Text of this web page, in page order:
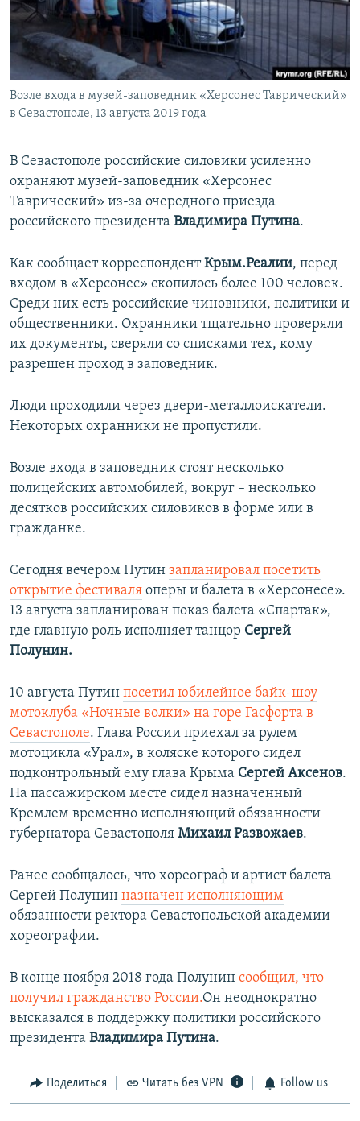
ПОБЕДИТЕЛЕЙ НЕ СУДЯТ?
КРЫМ.НЕПОКОРЕННЫЙ
ELIFBE
УКРАИНСКАЯ ПРОБЛЕМА КРЫМА
ПРИСОЕДИНЯЙТЕСЬ!
Все сайты RFE/RL
Возле входа в музей-заповедник «Херсонес Таврический»
в Севастополе, 13 августа 2019 года
В Севастополе российские силовики усиленно
охраняют музей-заповедник «Херсонес
Таврический» из-за очередного приезда
российского президента Владимира Путина.
Как сообщает корреспондентКрым.Реалии, перед
входом в «Херсонес» скопилось более 100 человек.
Среди них есть российские чиновники, политики и
общественники. Охранники тщательно проверяли
их документы, сверяли со списками тех, кому
разрешен проход в заповедник.
Люди проходили через двери-металлоискатели.
Некоторых охранники не пропустили.
Возле входа в заповедник стоят несколько
полицейских автомобилей, вокруг – несколько
десятков российских силовиков в форме или в
гражданке.
Сегодня вечером Путин запланировал посетить
открытие фестиваля оперы и балета в «Херсонесе».
13 августа запланирован показ балета «Спартак»,
где главную роль исполняет танцор Сергей
Полунин.
10 августа Путин посетил юбилейное байк-шоу
мотоклуба «Ночные волки» на горе Гасфорта в
Севастополе. Глава России приехал за рулем
мотоцикла «​Урал»​, в коляске которого сидел
подконтрольный ему глава Крыма Сергей Аксенов.
На пассажирском месте сидел назначенный
Кремлем временно исполняющий обязанности
губернатора Севастополя Михаил Развожаев.
Ранее сообщалось, что хореограф и артист балета
Сергей Полунин назначен исполняющим
обязанности ректора Севастопольской академии
хореографии.
В конце ноября 2018 года Полунин сообщил, что
получил гражданство России.Он неоднократно
высказался в поддержку политики российского
президента Владимира Путина.​
Поделиться Читать без VPN Follow us